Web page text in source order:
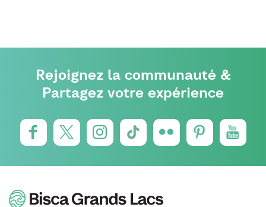
Rejoignez la communauté &
Partagez votre expérience